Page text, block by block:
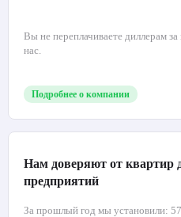
Вы не переплачиваете диллерам
нас.
Подробнее о компании
Нам доверяют от квартир
предприятий
За прошлый год мы установили: